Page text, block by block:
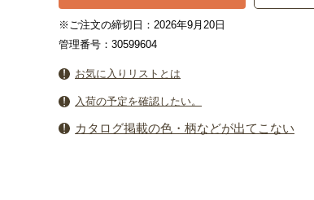
※ご注文の締切日：2026年9月20日
管理番号：30599604
お気に入りリストとは
入荷の予定を確認したい。
カタログ掲載の色・柄などが出てこない